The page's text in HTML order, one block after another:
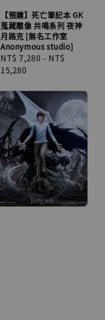
【預購】死亡筆記本 GK
蒐藏雕像 共鳴系列 夜神
月路克 [無名工作室
Anonymous studio]
Regular
price
NT$ 7,280 - NT$
15,280